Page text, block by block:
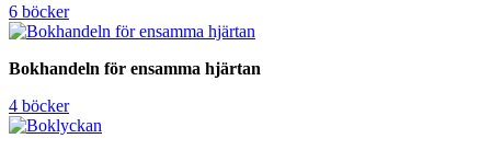
6 böcker
Bokhandeln för ensamma hjärtan
4 böcker